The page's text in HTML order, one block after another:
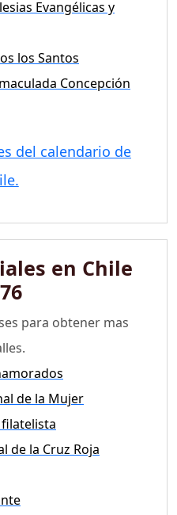
Evangélicas y
los Santos
Concepción
del calendario de
en Chile
para obtener mas
de la Mujer
de la Cruz Roja